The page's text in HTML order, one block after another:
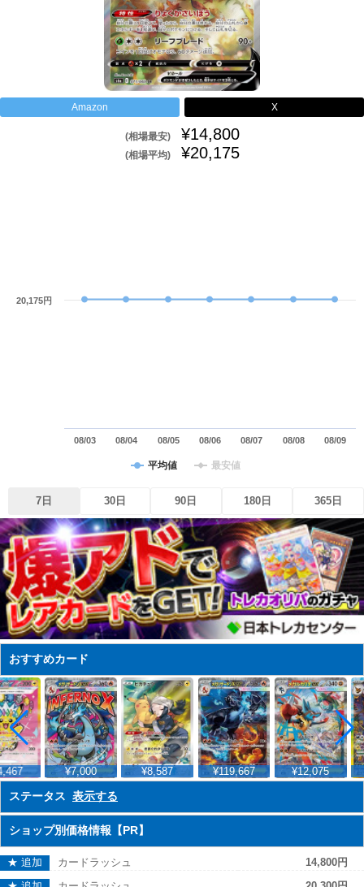
Amazon X
(相場最安) ¥14,800
(相場平均) ¥20,175
平均値 最安値
08/03 08/04 08/05 08/06 08/07 08/08 08/09
20,175円
7日 30日 90日 180日 365日
おすすめカード
¥7,000 ¥8,587 ¥119,667 ¥12,075
ステータス 表示する
ショップ別価格情報【PR】
★ 追加 カードラッシュ
14,800円